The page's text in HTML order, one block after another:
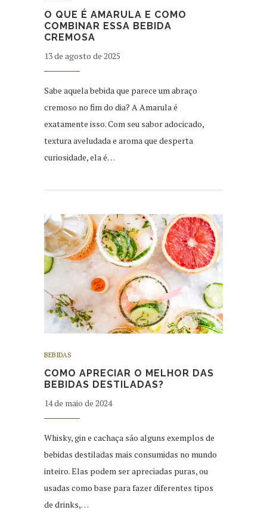
O QUE É AMARULA E COMO
COMBINAR ESSA BEBIDA
CREMOSA
13 de agosto de 2025
Sabe aquela bebida que parece um abraço
cremoso no fim do dia? A Amarula é
exatamente isso. Com seu sabor adocicado,
textura aveludada e aroma que desperta
curiosidade, ela é…
BEBIDAS
COMO APRECIAR O MELHOR DAS
BEBIDAS DESTILADAS?
14 de maio de 2024
Whisky, gin e cachaça são alguns exemplos de
bebidas destiladas mais consumidas no mundo
inteiro. Elas podem ser apreciadas puras, ou
usadas como base para fazer diferentes tipos
de drinks,…